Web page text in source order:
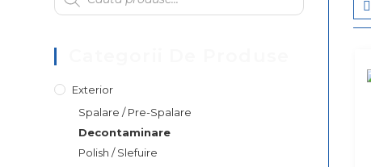
Exterior
Spalare / Pre-Spalare
Decontaminare
Polish / Slefuire